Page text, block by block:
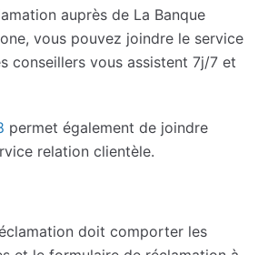
auprès de La Banque
vous pouvez joindre le service
conseillers vous assistent 7j/7 et
permet également de joindre
relation clientèle.
doit comporter les